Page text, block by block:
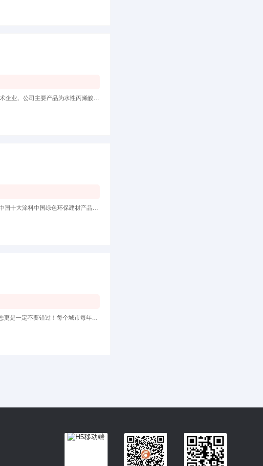
上海广毅涂料有限公司是一家集涂料系列产品研发、生产、销售服务为 一体 的高新技术企业。公司主要产品为水性丙烯酸建筑内、外墙
世界十大涂料品牌国家3C认证品牌涂料环境标志十环认证油漆质量管理体系认证品牌中国十大涂料中国绿色环保建材产品国家建筑工程重
做建筑材料、施工的您一定不要错过!自主创业的您也一定不要错过！寻找创业项目的您更是一定不要错过！每个城市每年3~5亿的商机!保守